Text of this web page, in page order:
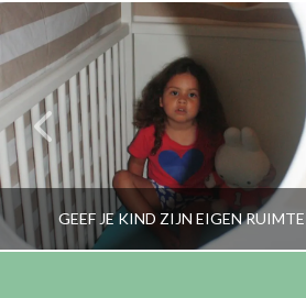
GEEF JE KIND ZIJN EIGEN